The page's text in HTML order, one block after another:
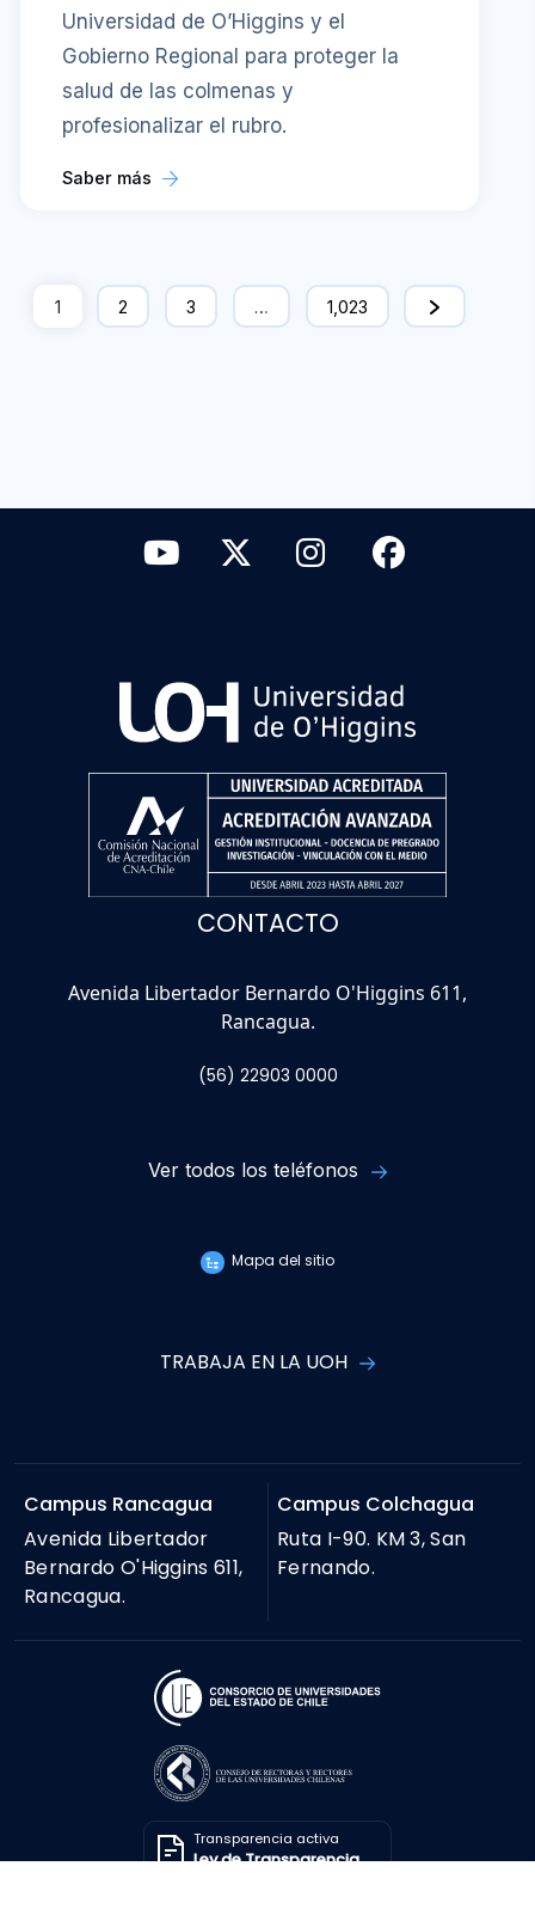
Universidad de O’Higgins y el
Gobierno Regional para proteger la
salud de las colmenas y
profesionalizar el rubro.
Saber más
1 2 3 … 1,023
CONTACTO
Avenida Libertador Bernardo O'Higgins 611,
Rancagua.
(56) 22903 0000
Ver todos los teléfonos
Mapa del sitio
TRABAJA EN LA UOH
Campus Rancagua
Avenida Libertador
Bernardo O'Higgins 611,
Rancagua.
Campus Colchagua
Ruta I-90. KM 3, San
Fernando.
Transparencia activa
Ley de Transparencia